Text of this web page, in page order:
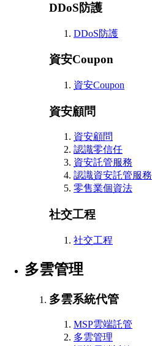
DDoS防護
DDoS防護
資安Coupon
資安Coupon
資安顧問
資安顧問
認識零信任
資安託管服務
認識資安託管服務
零售業個資法
社交工程
社交工程
多雲管理
多雲系統代管
MSP雲端託管
多雲管理